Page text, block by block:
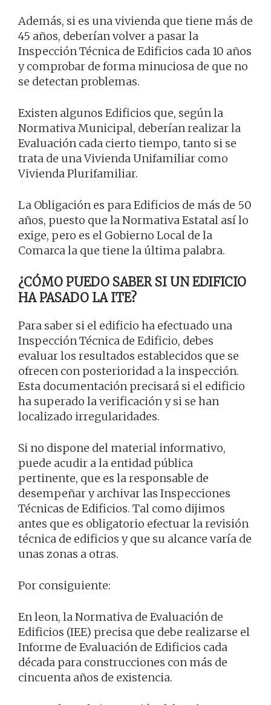
Además, si es una vivienda que tiene más de
45 años, deberían volver a pasar la
Inspección Técnica de Edificios cada 10 años
y comprobar de forma minuciosa de que no
se detectan problemas.
Existen algunos Edificios que, según la
Normativa Municipal, deberían realizar la
Evaluación cada cierto tiempo, tanto si se
trata de una Vivienda Unifamiliar como
Vivienda Plurifamiliar.
La Obligación es para Edificios de más de 50
años, puesto que la Normativa Estatal así lo
exige, pero es el Gobierno Local de la
Comarca la que tiene la última palabra.
¿CÓMO PUEDO SABER SI UN EDIFICIO
HA PASADO LA ITE?
Para saber si el edificio ha efectuado una
Inspección Técnica de Edificio, debes
evaluar los resultados establecidos que se
ofrecen con posterioridad a la inspección.
Esta documentación precisará si el edificio
ha superado la verificación y si se han
localizado irregularidades.
Si no dispone del material informativo,
puede acudir a la entidad pública
pertinente, que es la responsable de
desempeñar y archivar las Inspecciones
Técnicas de Edificios. Tal como dijimos
antes que es obligatorio efectuar la revisión
técnica de edificios y que su alcance varía de
unas zonas a otras.
Por consiguiente:
En leon, la Normativa de Evaluación de
Edificios (IEE) precisa que debe realizarse el
Informe de Evaluación de Edificios cada
década para construcciones con más de
cincuenta años de existencia.